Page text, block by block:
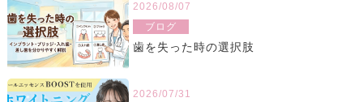
2026/08/07
ブログ
歯を失った時の選択肢
2026/07/31